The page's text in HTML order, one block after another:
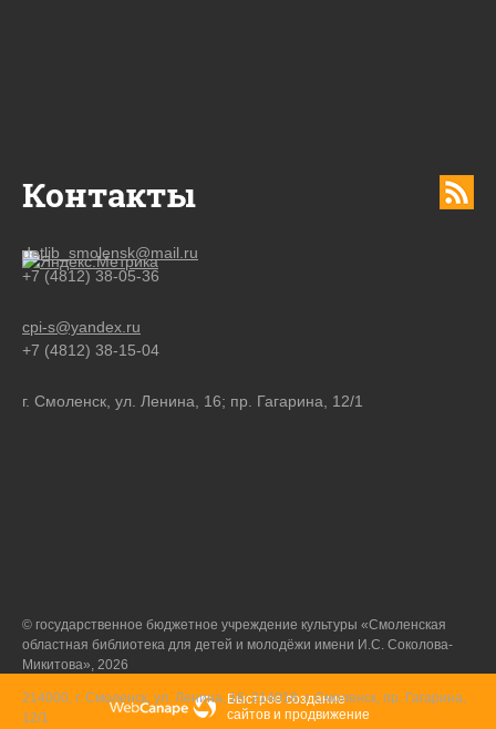
Быстрое создание
сайтови продвижение
Контакты
detlib_smolensk@mail.ru
+7 (4812) 38-05-36
cpi-s@yandex.ru
+7 (4812) 38-15-04
г. Смоленск, ул. Ленина, 16; пр. Гагарина, 12/1
© государственное бюджетное учреждение культуры «Смоленская
областная библиотека для детей и молодёжи имени И.С. Соколова-
Микитова», 2026
214000, г. Смоленск, ул. Ленина, 16; 214018, г. Смоленск, пр. Гагарина,
12/1